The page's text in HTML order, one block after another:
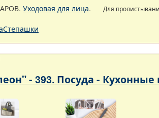
Уходовая для лица. Для
- 393. Посуда -